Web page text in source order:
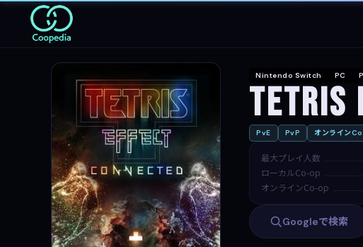
Nintendo Switch PC
Tetris
PvE PvP オンライン
最大プレイ人数
ローカルCo-op
オンラインCo-op
Googleで検索